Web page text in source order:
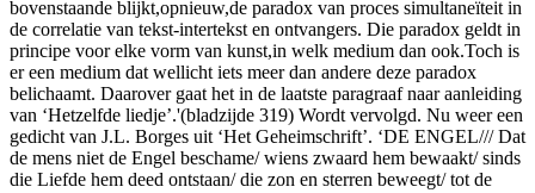
bovenstaande blijkt,opnieuw,de paradox van proces simultaneïteit in
de correlatie van tekst-intertekst en ontvangers. Die paradox geldt in
principe voor elke vorm van kunst,in welk medium dan ook.Toch is
er een medium dat wellicht iets meer dan andere deze paradox
belichaamt. Daarover gaat het in de laatste paragraaf naar aanleiding
van ‘Hetzelfde liedje’.'(bladzijde 319) Wordt vervolgd. Nu weer een
gedicht van J.L. Borges uit ‘Het Geheimschrift’. ‘DE ENGEL/// Dat
de mens niet de Engel beschame/ wiens zwaard hem bewaakt/ sinds
die Liefde hem deed ontstaan/ die zon en sterren beweegt/ tot de